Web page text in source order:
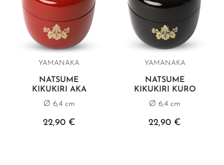
YAMANAKA
NATSUME
KIKUKIRI AKA
Ø 6,4 cm
22,90 €
YAMANAKA
NATSUME
KIKUKIRI KURO
Ø 6,4 cm
22,90 €